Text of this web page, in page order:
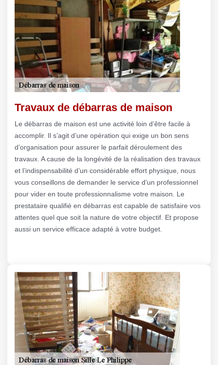
Travaux de débarras de maison
Le débarras de maison est une activité loin d’être facile à
accomplir. Il s’agit d’une opération qui exige un bon sens
d’organisation pour assurer le parfait déroulement des
travaux. A cause de la longévité de la réalisation des travaux
et l’indispensabilité d’un considérable effort physique, nous
vous conseillons de demander le service d’un professionnel
pour vider en toute professionnalisme votre maison. Le
prestataire qualifié en débarras est capable de satisfaire vos
attentes quel que soit la nature de votre objectif. Et propose
aussi un service efficace adapté à votre budget.